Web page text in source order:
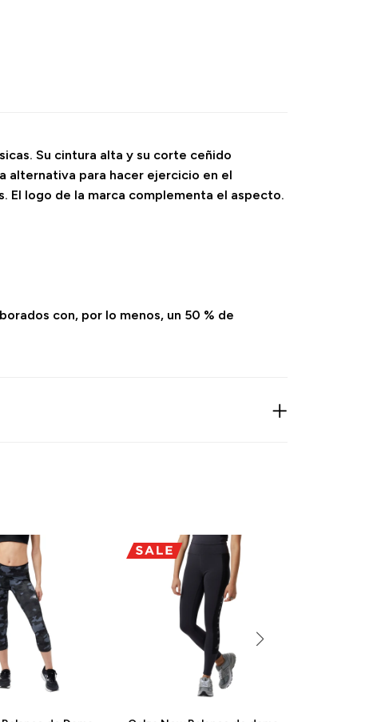
Su cintura alta y su corte ceñido
alternativa para hacer ejercicio en el
El logo de la marca complementa el aspecto.
con, por lo menos, un 50 % de